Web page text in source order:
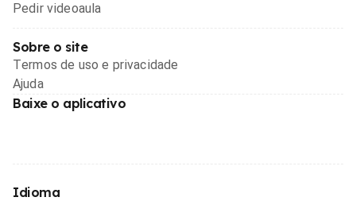
Pedir videoaula
Sobre o site
Termos de uso e privacidade
Ajuda
Baixe o aplicativo
Idioma